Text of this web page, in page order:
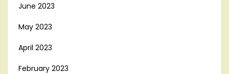
June 2023
May 2023
April 2023
February 2023